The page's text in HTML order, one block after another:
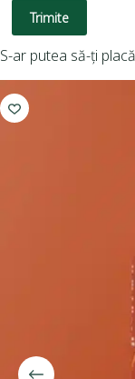
Trimite
S-ar putea să-ți